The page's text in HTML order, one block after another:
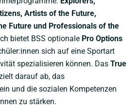
Artists of the Future,
Future und Professionals of the
bietet BSS optionale Pro Options
sich auf eine Sportart
spezialisieren können. Das True
darauf ab, das
und die sozialen Kompetenzen
zu stärken.